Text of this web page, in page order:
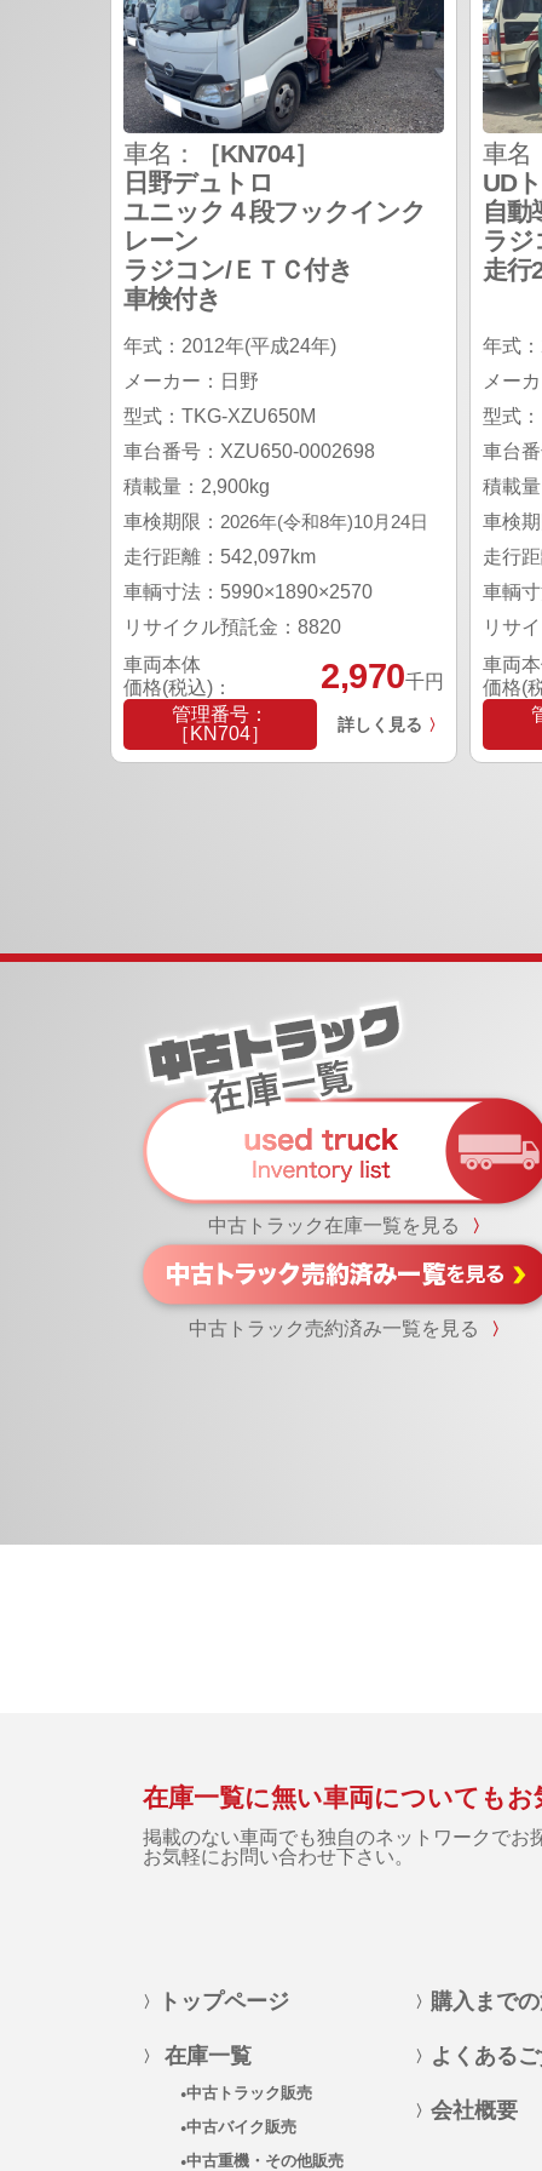
車名：
［KN704］
日野デュトロ
ユニック４段フックインク
レーン
ラジコン/ＥＴＣ付き
車検付き
年式：2012年(平成24年)
メーカー：日野
型式：TKG-XZU650M
車台番号：XZU650-0002698
積載量：2,900kg
車検期限： 2026年(令和8年)10月24日
走行距離：542,097km
車輌寸法：5990×1890×2570
リサイクル預託金：8820
車両本体
価格(税込)：
2,970千円
管理番号：
［KN704］
詳しく見る 〉
車名
UD
自動
ラジ
走行
年式
メー
型式
車台
積載
車検
走行
車輌
リサ
車両
価格(
中古トラック在庫一覧を見る 〉
中古トラック売約済み一覧を見る 〉
在庫一覧に無い車両についても
掲載のない車両でも独自のネットワークでお
お気軽にお問い合わせ下さい。
トップページ
在庫一覧
中古トラック販売
中古バイク販売
中古重機・その他販売
購入まで
よくある
会社概要